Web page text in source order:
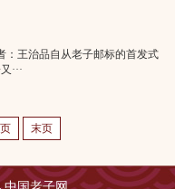
王治品自从老子邮标的首发式
···
末页